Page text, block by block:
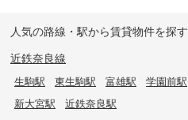
人気の路線・駅から賃貸物件を探す
近鉄奈良線
生駒駅 東生駒駅 富雄駅 学園前駅
新大宮駅
近鉄奈良駅